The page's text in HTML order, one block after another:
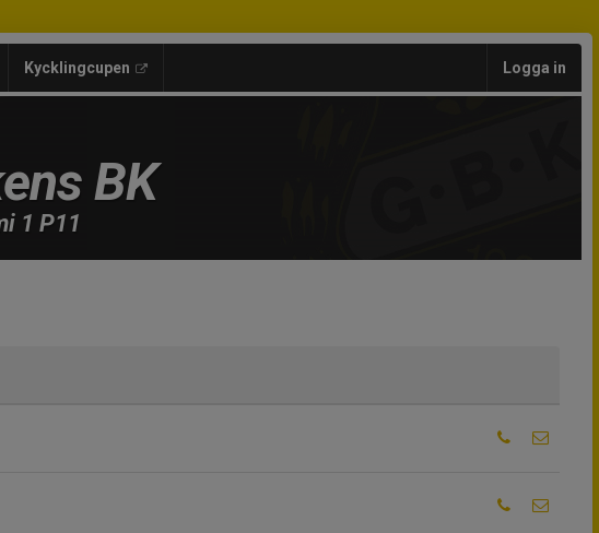
Kycklingcupen Logga in
BK
1 P11